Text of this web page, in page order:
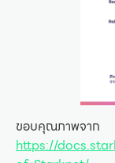
ขอบคุณภาพจาก
https://